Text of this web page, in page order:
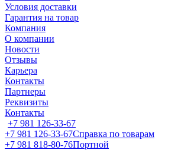
Условия доставки
Гарантия на товар
Компания
О компании
Новости
Отзывы
Карьера
Контакты
Партнеры
Реквизиты
Контакты
+7 981 126-33-67
+7 981 126-33-67Справка по товарам
+7 981 818-80-76Портной